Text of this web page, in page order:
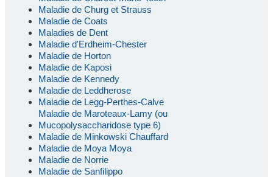
Maladie de Churg et Strauss
Maladie de Coats
Maladies de Dent
Maladie d'Erdheim-Chester
Maladie de Horton
Maladie de Kaposi
Maladie de Kennedy
Maladie de Leddherose
Maladie de Legg-Perthes-Calve
Maladie de Maroteaux-Lamy (ou
Mucopolysaccharidose type 6)
Maladie de Minkowski Chauffard
Maladie de Moya Moya
Maladie de Norrie
Maladie de Sanfilippo